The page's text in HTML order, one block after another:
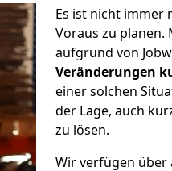
Es ist nicht immer
Voraus zu planen.
aufgrund von
Veränderungen
einer solchen
der Lage, auch
zu lösen.
Wir verfügen über